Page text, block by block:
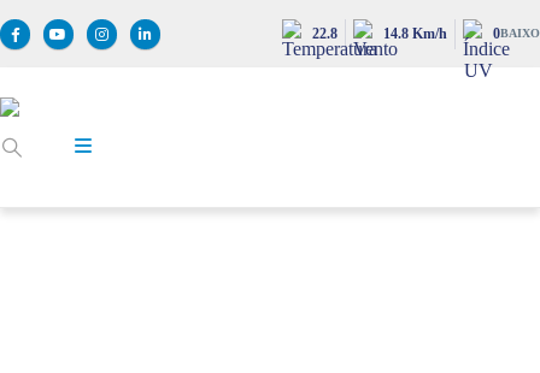
22.8 14.8 Km/h 0BAIXO